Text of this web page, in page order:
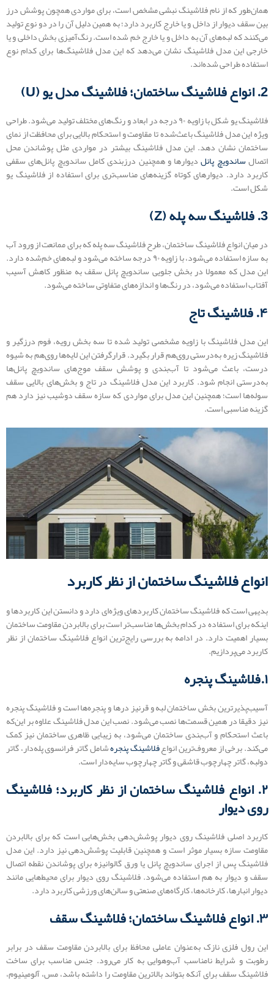
همان‌طور که از نام فلاشینگ نبشی مشخص است، برای مواردی همچون پوشش درز
بین سقف دیوار از داخل و یا خارج کاربرد دارد؛ به همین دلیل آن را در دو نوع تولید
می‌کنند که لبه‌های آن به داخل و یا خارج خم شده است. رنگ‌آمیزی بخش داخلی و یا
خارجی این مدل فلاشینگ نشان می‌دهد که این مدل فلاشینگ‌ها برای کدام نوع
استفاده طراحی شده‌اند.
2. انواع فلاشینگ ساختمان؛ فلاشینگ مدل یو (U)
فلاشینگ یو شکل با زاویه ۹۰ درجه در ابعاد و رنگ‌های مختلف تولید می‌شود. طراحی
ویژه این مدل فلاشینگ باعث‌شده تا مقاومت و استحکام بالایی برای محافظت از نمای
ساختمان نشان دهد. این مدل فلاشینگ بیشتر در مواردی مثل پوشاندن محل
اتصالساندویچ پانلدیوارها و همچنین درزبندی کامل ساندویچ پانل‌های سقفی
کاربرد دارد. دیوارهای کوتاه گزینه‌های مناسب‌تری برای استفاده از فلاشینگ یو
شکل است.
3. فلاشینگ سه پله (Z)
در میان انواع فلاشینگ ساختمان، طرح فلاشینگ سه پله که برای ممانعت از ورود آب
به سازه استفاده می‌شود، با زاویه ۹۰ درجه ساخته می‌شود و لبه‌های خم‌شده دارد.
این مدل که معمولا در بخش جلویی ساندویچ پانل سقف به منظور کاهش آسیب
آفتاب استفاده می‌شود، در رنگ‌ها و اندازه‌های متفاوتی ساخته می‌شود.
۴. فلاشینگ تاج
این مدل فلاشینگ با زاویه مشخصی تولید شده تا سه بخش رویه، فوم درزگیر و
فلاشینگ زیره به‌درستی روی‌هم قرار بگیرد. قرارگرفتن این لایه‌ها روی‌هم به شیوه
درست، باعث می‌شود تا آب‌بندی و پوشش سقف موج‌های ساندویچ پانل‌ها
به‌درستی انجام شود. کاربرد این مدل فلاشینگ در تاج و بخش‌های بالایی سقف
سوله‌ها است؛ همچنین این مدل برای مواردی که سازه سقف دوشیب نیز دارد هم
گزینه مناسبی است.
انواع فلاشینگ ساختمان از نظر کاربرد
بدیهی است که فلاشینگ ساختمان کاربردهای ویژه‌ای دارد و دانستن این کاربردها و
اینکه برای استفاده در کدام بخش‌ها مناسب‌تر است برای بالابردن مقاومت ساختمان
بسیار اهمیت دارد. در ادامه به بررسی رایج‌ترین انواع فلاشینگ ساختمان از نظر
کاربرد می‌پردازیم.
۱.فلاشینگ پنجره
آسیب‌پذیرترین بخش ساختمان لبه و قرنیز درها و پنجره‌ها است و فلاشینگ پنجره
نیز دقیقا در همین قسمت‌ها نصب می‌شود. نصب این مدل فلاشینگ علاوه بر این‌که
باعث استحکام و آب‌بندی ساختمان می‌شود، به زیبایی ظاهری ساختمان نیز کمک
می‌کند. برخی از معروف‌ترین انواعفلاشینگ پنجرهشامل گاتر فرانسوی پله‌دار، گاتر
دولبه، گاتر چهارچوب قاشقی و گاتر چهارچوب سایه‌دار است.
۲. انواع فلاشینگ ساختمان از نظر کاربرد؛ فلاشینگ
روی دیوار
کاربرد اصلی فلاشینگ روی دیوار پوشش‌دهی بخش‌هایی است که برای بالابردن
مقاومت سازه بسیار موثر است و همچنین قابلیت پوشش‌دهی نیز دارد. این مدل
فلاشینگ پس از اجرای ساندویچ پانل یا ورق گالوانیزه برای پوشاندن نقطه اتصال
سقف و دیوار به هم استفاده می‌شود. فلاشینگ‌ روی دیوار برای محیط‌هایی مانند
دیوار انبارها، کارخانه‌ها، کارگاه‌های صنعتی و سالن‌های ورزشی کاربرد دارد.
۳. انواع فلاشینگ ساختمان؛ فلاشینگ سقف
این رول فلزی نازک به‌عنوان عاملی محافظ برای بالابردن مقاومت سقف در برابر
رطوبت و شرایط نامناسب آب‌وهوایی به کار می‌رود. جنس مناسب برای ساخت
فلاشینگ سقف برای‌ آنکه بتواند بالاترین مقاومت را داشته باشد، مس، آلومینیوم،